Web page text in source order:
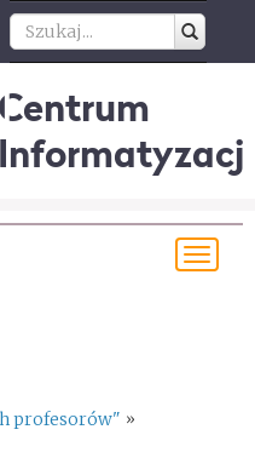
Centrum
Informatyzacji
profesorów" »